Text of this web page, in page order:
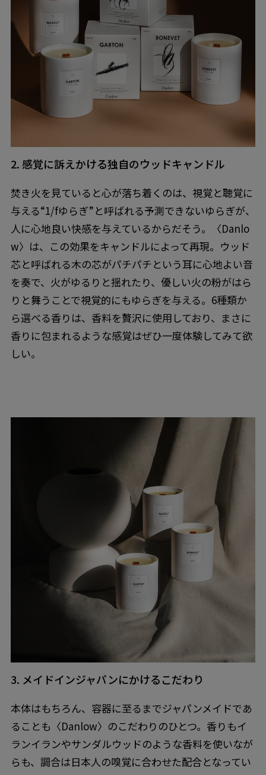
2. 感覚に訴えかける独自のウッドキャンドル
焚き火を見ていると心が落ち着くのは、視覚と聴覚に
与える“1/fゆらぎ”と呼ばれる予測できないゆらぎが、
人に心地良い快感を与えているからだそう。〈Danlo
w〉は、この効果をキャンドルによって再現。ウッド
芯と呼ばれる木の芯がパチパチという耳に心地よい音
を奏で、火がゆるりと揺れたり、優しい火の粉がはら
りと舞うことで視覚的にもゆらぎを与える。6種類か
ら選べる香りは、香料を贅沢に使用しており、まさに
香りに包まれるような感覚はぜひ一度体験してみて欲
しい。
3. メイドインジャパンにかけるこだわり
本体はもちろん、容器に至るまでジャパンメイドであ
ることも〈Danlow〉のこだわりのひとつ。香りもイ
ランイランやサンダルウッドのような香料を使いなが
らも、調合は日本人の嗅覚に合わせた配合となってい